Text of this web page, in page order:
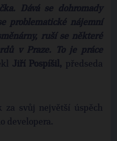
Dává se dohromady
problematické nájemní
ruší se některé
v Praze. To je práce
Jiří Pospíšil, předseda
za svůj největší úspěch
developera.